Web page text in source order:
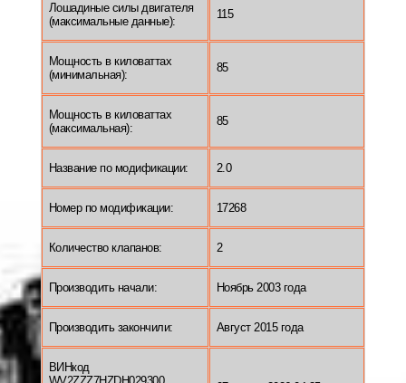
Лошадиные силы двигателя
(максимальные данные):
115
Мощность в киловаттах
(минимальная):
85
Мощность в киловаттах
(максимальная):
85
Название по модификации: 2.0
Номер по модификации: 17268
Количество клапанов: 2
Производить начали: Ноябрь 2003 года
Производить закончили: Август 2015 года
ВИНкод